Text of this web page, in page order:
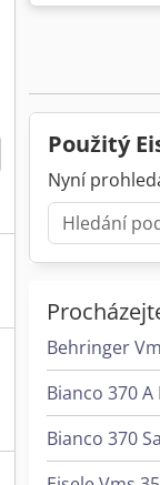
Obdélník 90°/
900 mm
Tech. Data a
Použitý
Nyní
Behringer
Bianco 370 A
Bianco 370